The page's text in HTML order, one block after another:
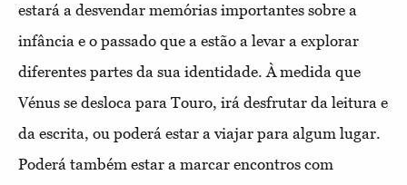
estará a desvendar memórias importantes sobre a
infância e o passado que a estão a levar a explorar
diferentes partes da sua identidade. À medida que
Vénus se desloca para Touro, irá desfrutar da leitura e
da escrita, ou poderá estar a viajar para algum lugar.
Poderá também estar a marcar encontros com